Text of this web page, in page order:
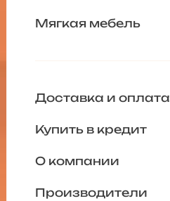
Мягкая мебель
Доставка и оплата
Купить в кредит
О компании
Производители